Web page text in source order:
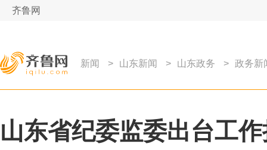
齐鲁网
新闻 > 山东新闻 > 山东政务 > 政务新
山东省纪委监委出台工